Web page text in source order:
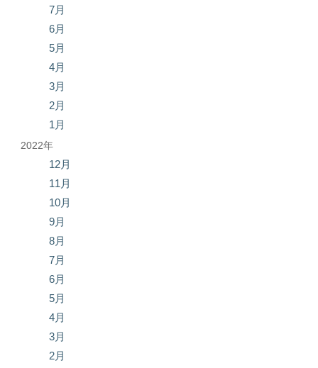
7月
6月
5月
4月
3月
2月
1月
2022年
12月
11月
10月
9月
8月
7月
6月
5月
4月
3月
2月